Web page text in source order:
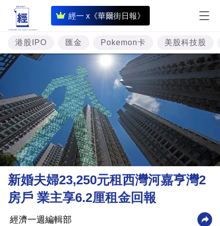
經一 x《華爾街日報》
即
時
財
經
題
投
資
樓
市
理
財
商
業
港股IPO 匯金 Pokemon卡 美股科技股
新婚夫婦23,250元租西灣河嘉亨灣2
房戶 業主享6.2厘租金回報
經濟一週編輯部